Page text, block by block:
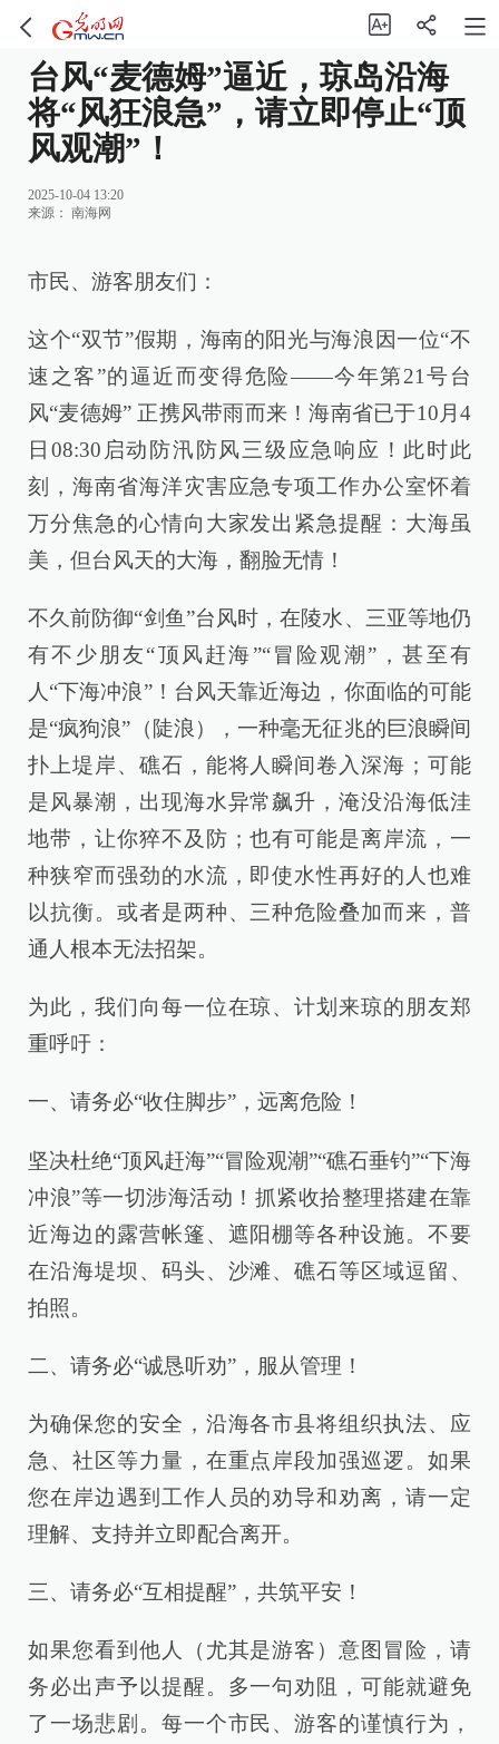
台风“麦德姆”逼近，琼岛沿海
将“风狂浪急”，请立即停止“顶
风观潮”！
2025-10-04 13:20
来源： 南海网
市民、游客朋友们：
这个“双节”假期，海南的阳光与海浪因一位“不
速之客”的逼近而变得危险——今年第21号台
风“麦德姆” 正携风带雨而来！海南省已于10月4
日08:30启动防汛防风三级应急响应！此时此
刻，海南省海洋灾害应急专项工作办公室怀着
万分焦急的心情向大家发出紧急提醒：大海虽
美，但台风天的大海，翻脸无情！
不久前防御“剑鱼”台风时，在陵水、三亚等地仍
有不少朋友“顶风赶海”“冒险观潮”，甚至有
人“下海冲浪”！台风天靠近海边，你面临的可能
是“疯狗浪”（陡浪），一种毫无征兆的巨浪瞬间
扑上堤岸、礁石，能将人瞬间卷入深海；可能
是风暴潮，出现海水异常飙升，淹没沿海低洼
地带，让你猝不及防；也有可能是离岸流，一
种狭窄而强劲的水流，即使水性再好的人也难
以抗衡。或者是两种、三种危险叠加而来，普
通人根本无法招架。
为此，我们向每一位在琼、计划来琼的朋友郑
重呼吁：
一、请务必“收住脚步”，远离危险！
坚决杜绝“顶风赶海”“冒险观潮”“礁石垂钓”“下海
冲浪”等一切涉海活动！抓紧收拾整理搭建在靠
近海边的露营帐篷、遮阳棚等各种设施。不要
在沿海堤坝、码头、沙滩、礁石等区域逗留、
拍照。
二、请务必“诚恳听劝”，服从管理！
为确保您的安全，沿海各市县将组织执法、应
急、社区等力量，在重点岸段加强巡逻。如果
您在岸边遇到工作人员的劝导和劝离，请一定
理解、支持并立即配合离开。
三、请务必“互相提醒”，共筑平安！
如果您看到他人（尤其是游客）意图冒险，请
务必出声予以提醒。多一句劝阻，可能就避免
了一场悲剧。每一个市民、游客的谨慎行为，